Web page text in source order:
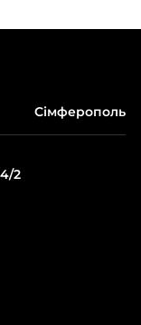
Сімферополь
2